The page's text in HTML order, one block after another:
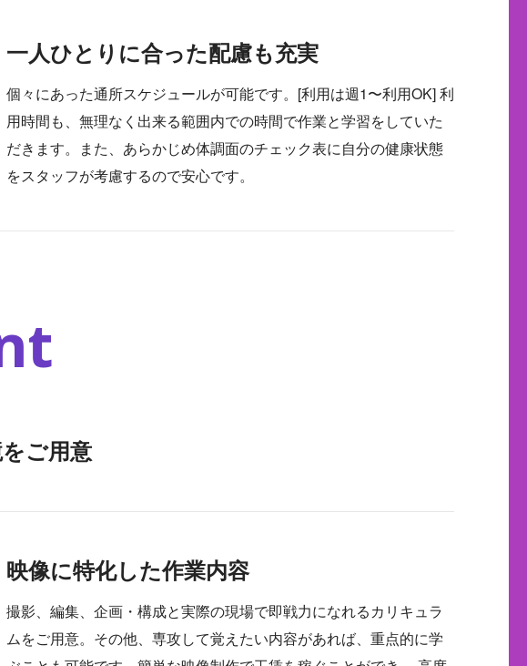
一人ひとりに合った配慮も充実
個々にあった通所スケジュールが可能です。[利用は週1〜利用OK] 利
用時間も、無理なく出来る範囲内での時間で作業と学習をしていた
だきます。また、あらかじめ体調面のチェック表に自分の健康状態
をスタッフが考慮するので安心です。
ご用意
映像に特化した作業内容
撮影、編集、企画・構成と実際の現場で即戦力になれるカリキュラ
ムをご用意。その他、専攻して覚えたい内容があれば、重点的に学